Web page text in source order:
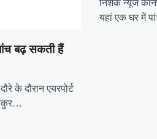
बढ़ सकती हैं
के दौरान एयरपोर्ट
निशंक न्यूज
यहां एक घर में